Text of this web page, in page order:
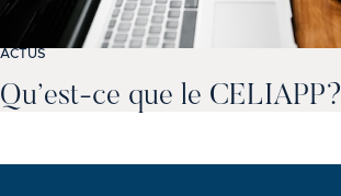
ACTUS
Qu’est-ce que le CELIAPP?